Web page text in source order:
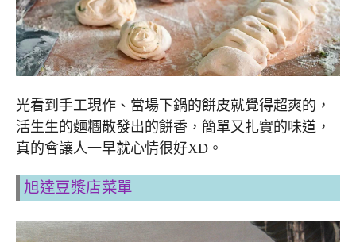
光看到手工現作、當場下鍋的餅皮就覺得超爽的，
活生生的麵糰散發出的餅香，簡單又扎實的味道，
真的會讓人一早就心情很好XD。
旭達豆漿店菜單